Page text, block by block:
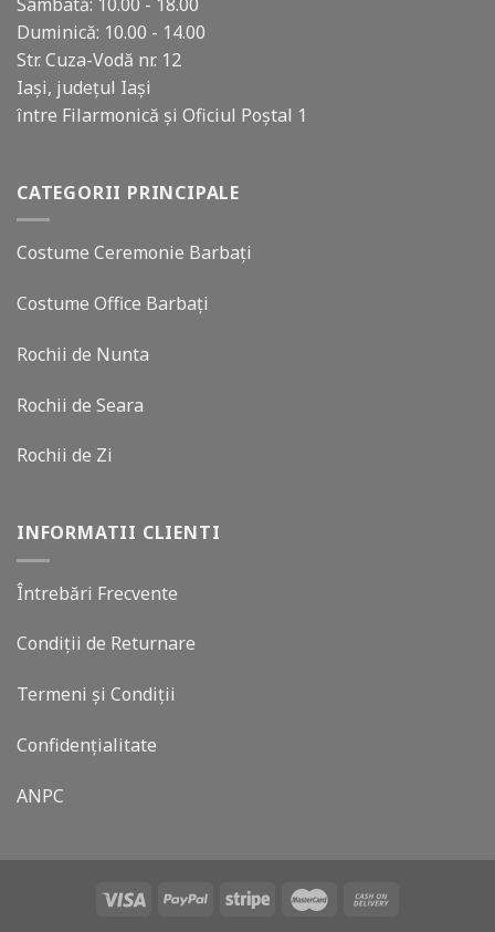
Duminică: 10.00 - 14.00
Str. Cuza-Vodă nr. 12
Iași, județul Iași
între Filarmonică și Oficiul Poștal 1
CATEGORII PRINCIPALE
Costume Ceremonie Barbați
Costume Office Barbați
Rochii de Nunta
Rochii de Seara
Rochii de Zi
INFORMATII CLIENTI
Întrebări Frecvente
Condiții de Returnare
Termeni și Condiții
Confidențialitate
ANPC